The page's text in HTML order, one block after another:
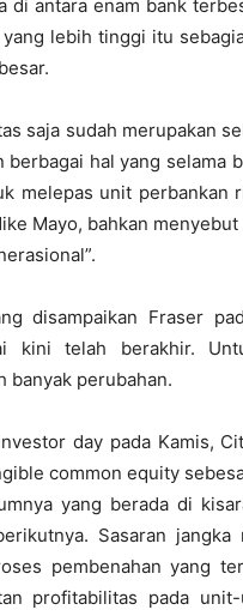
di antara enam bank
lebih tinggi itu
saja sudah merupakan
berbagai hal yang
melepas unit
Mayo, bahkan
disampaikan Fraser
kini telah berakhir.
banyak perubahan.
day pada Kamis,
common equity
yang berada di
Sasaran
pembenahan yang
profitabilitas pada